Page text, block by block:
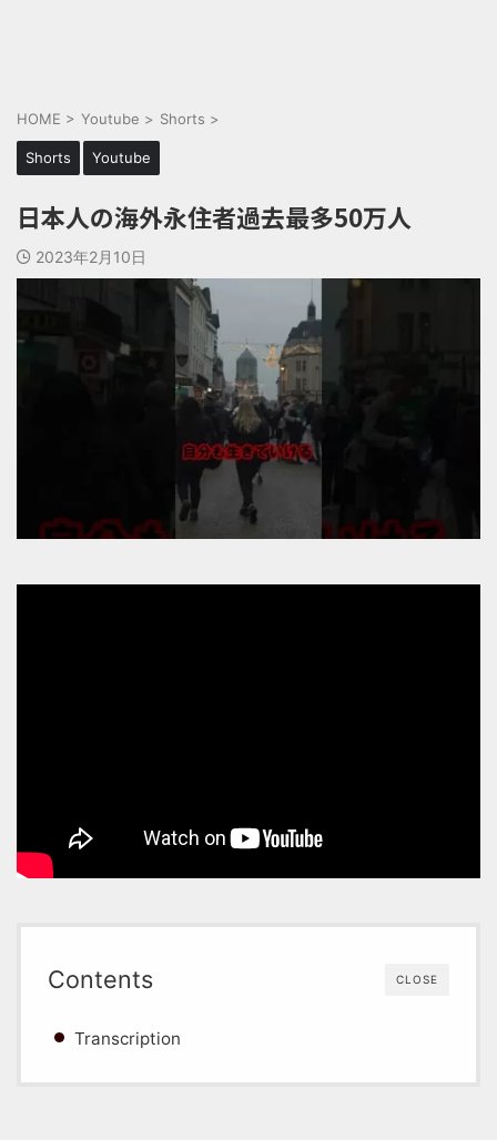
HOME > Youtube > Shorts >
Shorts Youtube
日本人の海外永住者過去最多50万人
2023年2月10日
CLOSE
Contents
Transcription